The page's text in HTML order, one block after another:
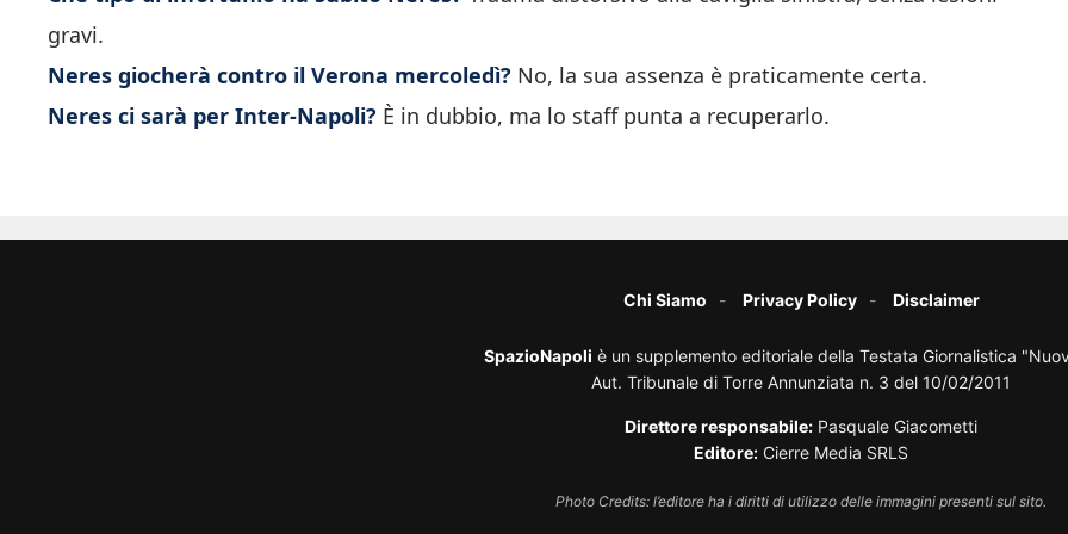
gravi.
Neres giocherà contro il Verona mercoledì? No, la sua assenza è praticamente certa.
Neres ci sarà per Inter-Napoli? È in dubbio, ma lo staff punta a recuperarlo.
Chi Siamo Privacy Policy Disclaimer
SpazioNapoli è un supplemento editoriale della Testata Giornalistica
Aut. Tribunale di Torre Annunziata n. 3 del 10/02/2011
Direttore responsabile: Pasquale Giacometti
Editore: Cierre Media SRLS
Photo Credits: l’editore ha i diritti di utilizzo delle immagini presenti sul sito.